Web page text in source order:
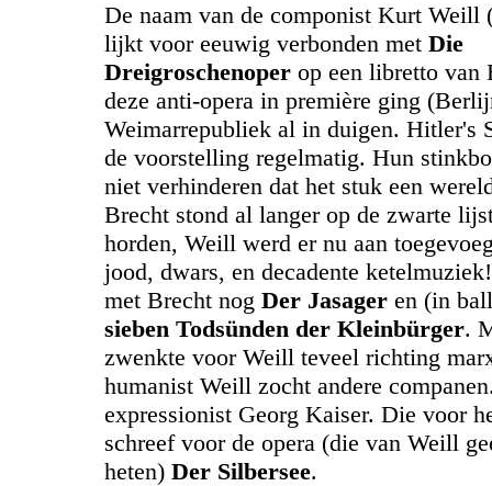
De naam van de componist Kurt Weill
lijkt voor eeuwig verbonden met Die
Dreigroschenoper op een libretto van
deze anti-opera in première ging
Weimarrepubliek al in duigen. Hitler's
de voorstelling regelmatig. Hun
niet verhinderen dat het stuk een
Brecht stond al langer op de zwarte
horden, Weill werd er nu aan
jood, dwars, en decadente
met Brecht nog Der Jasager en (in
sieben Todsünden der Kleinbürger.
zwenkte voor Weill teveel richting
humanist Weill zocht andere
expressionist Georg Kaiser. Die voor
schreef voor de opera (die van Weill
heten) Der Silbersee.